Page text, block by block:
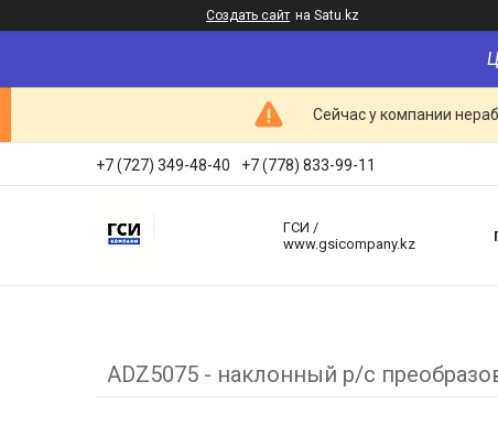
Создать сайт на Satu.kz
Сейчас у компании
+7 (727) 349-48-40 +7 (778) 833-99-11
ГСИ /
www.gsicompany.kz
ADZ5075 - наклонный р/с